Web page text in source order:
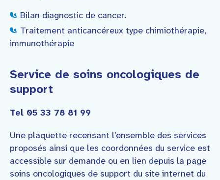
Bilan diagnostic de cancer.
Traitement anticancéreux type chimiothérapie,
immunothérapie
Service de soins oncologiques de
support
Tel 05 33 78 81 99
Une plaquette recensant l’ensemble des services
proposés ainsi que les coordonnées du service est
accessible sur demande ou en lien depuis la page
soins oncologiques de support du site internet du